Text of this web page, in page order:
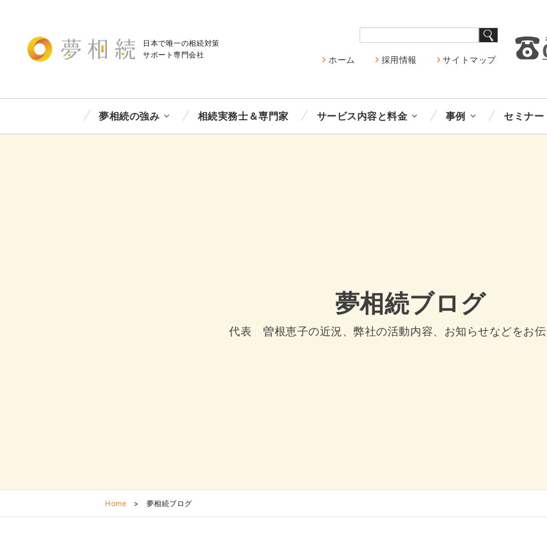
日本で唯一の相続対策
サポート専門会社 ホーム 採用情報 サイトマップ
夢相続の強み 相続実務士＆専門家 サービス内容と料金 事例 セミナー
夢相続ブログ
代表 曽根恵子の近況、弊社の活動内容、お知らせなどをお
Home > 夢相続ブログ